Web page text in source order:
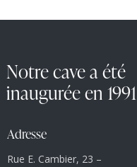
Notre cave a été
inaugurée en 1991
Adresse
Rue E. Cambier, 23 –